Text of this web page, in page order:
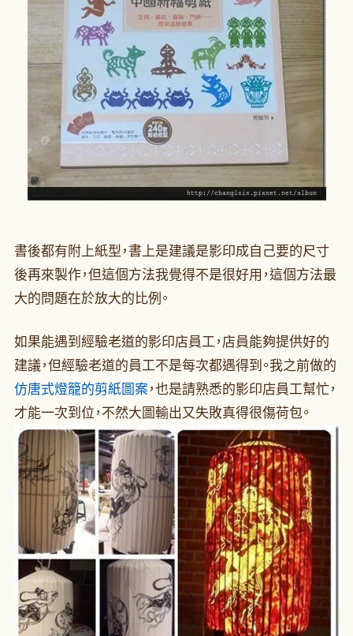
書後都有附上紙型，書上是建議是影印成自己要的尺寸
後再來製作，但這個方法我覺得不是很好用，這個方法最
大的問題在於放大的比例。
如果能遇到經驗老道的影印店員工，店員能夠提供好的
建議，但經驗老道的員工不是每次都遇得到。我之前做的
仿唐式燈籠的剪紙圖案，也是請熟悉的影印店員工幫忙，
才能一次到位，不然大圖輸出又失敗真得很傷荷包。